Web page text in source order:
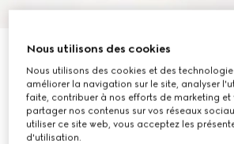
Ceinture réversible avec boucle GG
CA$1,185
Déclinaisonscuir noir GG
Nous utilisons des cookies
Nous utilisons des cookies et des
améliorer la navigation sur le site, analyser
faite, contribuer à nos efforts de marketing et
partager nos contenus sur vos réseaux
utiliser ce site web, vous acceptez les
d'utilisation.